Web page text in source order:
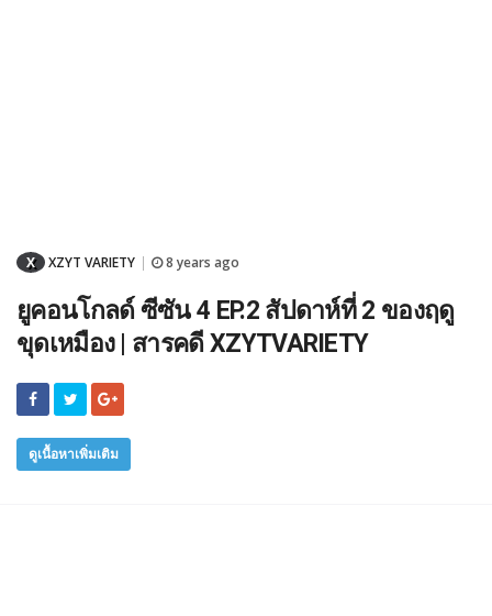
X XZYT VARIETY 8 years ago
ยูคอนโกลด์ ซีซัน 4 EP.2 สัปดาห์ที่ 2 ของฤดู
ขุดเหมือง | สารคดี XZYTVARIETY
ดูเนื้อหาเพิ่มเติม